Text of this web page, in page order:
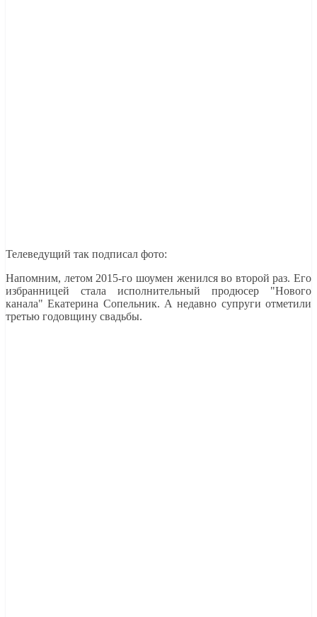
Телеведущий так подписал фото:
Напомним, летом 2015-го шоумен женился во второй раз. Его
избранницей стала исполнительный продюсер "Нового
канала" Екатерина Сопельник. А недавно супруги отметили
третью годовщину свадьбы.